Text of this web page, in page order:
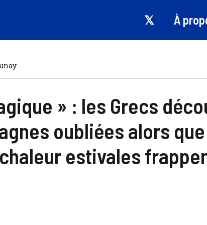
𝕏 À
» : les Grecs
oubliées alors
estivales